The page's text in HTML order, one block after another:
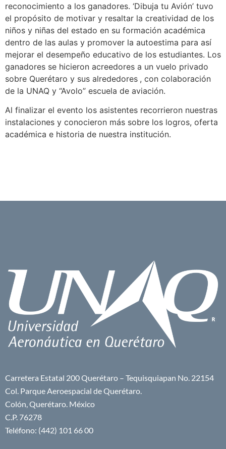
reconocimiento a los ganadores. ‘Dibuja tu Avión’ tuvo
el propósito de motivar y resaltar la creatividad de los
niños y niñas del estado en su formación académica
dentro de las aulas y promover la autoestima para así
mejorar el desempeño educativo de los estudiantes. Los
ganadores se hicieron acreedores a un vuelo privado
sobre Querétaro y sus alrededores , con colaboración
de la UNAQ y “Avolo” escuela de aviación.
Al finalizar el evento los asistentes recorrieron nuestras
instalaciones y conocieron más sobre los logros, oferta
académica e historia de nuestra institución.
Carretera Estatal 200 Querétaro – Tequisquiapan No. 22154
Col. Parque Aeroespacial de Querétaro.
Colón, Querétaro. México
C.P. 76278
Teléfono: (442) 101 66 00